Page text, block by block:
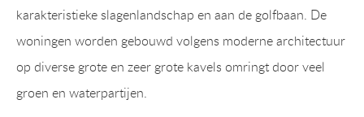
karakteristieke slagenlandschap en aan de golfbaan. De
woningen worden gebouwd volgens moderne architectuur
op diverse grote en zeer grote kavels omringt door veel
groen en waterpartijen.